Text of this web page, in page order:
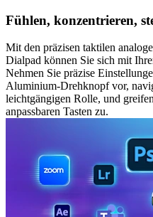
Fühlen, konzentrieren,
Mit den präzisen taktilen
Dialpad können Sie sich mit
Nehmen Sie präzise
Aluminium-Drehknopf vor,
leichtgängigen Rolle, und
anpassbaren Tasten zu.